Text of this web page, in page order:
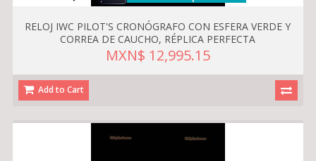
RELOJ IWC PILOT'S CRONÓGRAFO CON ESFERA VERDE Y
CORREA DE CAUCHO, RÉPLICA PERFECTA
MXN$ 12,995.15
Add to Cart